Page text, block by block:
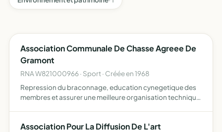
Association Communale De Chasse Agreee De
Gramont
RNA W821000966 · Sport · Créée en 1968
Repression du braconnage, education cynegetique des
membres et assurer une meilleure organisation technique
Association Pour La Diffusion De L'art